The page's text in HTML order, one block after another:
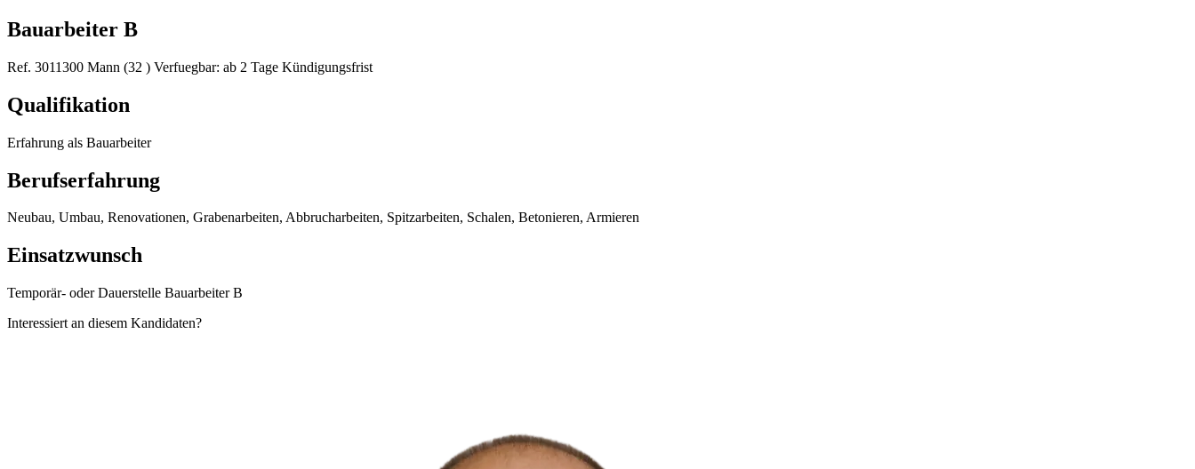
Bauarbeiter B
Ref. 3011300 Mann (32 ) Verfuegbar: ab 2 Tage Kündigungsfrist
Qualifikation
Erfahrung als Bauarbeiter
Berufserfahrung
Neubau, Umbau, Renovationen, Grabenarbeiten, Abbrucharbeiten, Spitzarbeiten, Schalen, Betonieren, Armieren
Einsatzwunsch
Temporär- oder Dauerstelle Bauarbeiter B
Interessiert an diesem Kandidaten?